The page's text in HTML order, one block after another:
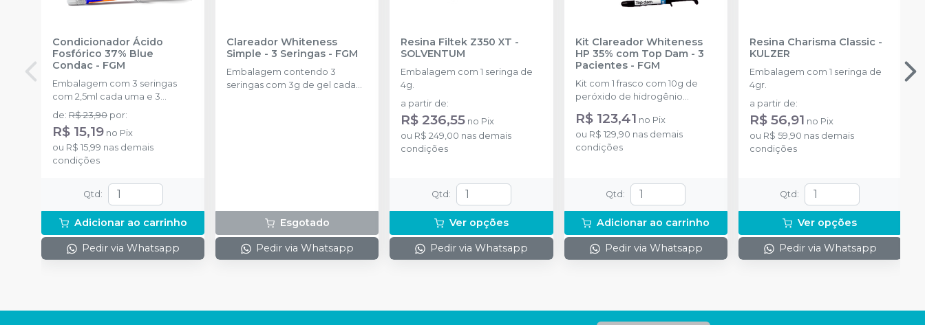
Condicionador Ácido
Fosfórico 37% Blue
Condac - FGM
Embalagem com 3 seringas
com 2,5ml cada uma e 3
ponteiras para aplicação.
de: R$ 23,90 por:
R$ 15,19 no Pix
ou R$ 15,99 nas demais
condições
Qtd :
Adicionar ao carrinho
Pedir via Whatsapp
Clareador Whiteness
Simple - 3 Seringas - FGM
Embalagem contendo 3
seringas com 3g de gel cada
Esgotado
Pedir via Whatsapp
Resina Filtek Z350 XT -
SOLVENTUM
Embalagem com 1 seringa de
4g.
a partir de:
R$ 236,55 no Pix
ou R$ 249,00 nas demais
condições
Qtd :
Ver opções
Pedir via Whatsapp
Kit Clareador Whiteness
HP 35% com Top Dam - 3
Pacientes- FGM
Kit com 1 frasco com 10g de
peróxido de hidrogênio
de espessante + 1 frasco com
2g de solução Neutralize
(neutralizante de peróxidos) + 1
R$ 123,41 no Pix
ou R$ 129,90 nas demais
condições
Qtd :
Adicionar ao carrinho
Pedir via Whatsapp
Resina Charisma Classic-
KULZER
Embalagem com 1 seringa de
4gr.
a partir de:
R$ 56,91 no Pix
ou R$ 59,90 nas demais
condições
Qtd :
Ver opções
Pedir via Whatsapp